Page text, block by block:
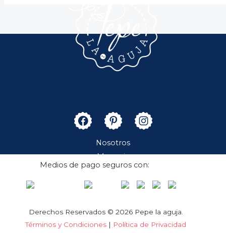
Nosotros
Merceria
Boutique
Contacto
Derechos Reservados © 2026 Pepe la aguja.
Términos y Condiciones | Política de Privacidad
Medios de pago seguros con: